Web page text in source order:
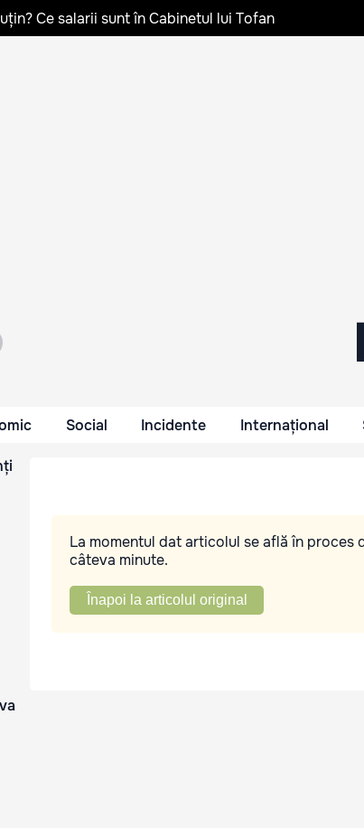
Ce salarii sunt în Cabinetul lui Tofan
Social Incidente Internațional
La momentul dat articolul se află în proces
câteva minute.
Înapoi la articolul original